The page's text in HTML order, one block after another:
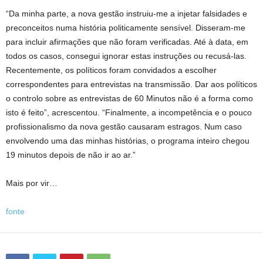
“Da minha parte, a nova gestão instruiu-me a injetar falsidades e
preconceitos numa história politicamente sensível. Disseram-me
para incluir afirmações que não foram verificadas. Até à data, em
todos os casos, consegui ignorar estas instruções ou recusá-las.
Recentemente, os políticos foram convidados a escolher
correspondentes para entrevistas na transmissão. Dar aos políticos
o controlo sobre as entrevistas de 60 Minutos não é a forma como
isto é feito”, acrescentou. “Finalmente, a incompetência e o pouco
profissionalismo da nova gestão causaram estragos. Num caso
envolvendo uma das minhas histórias, o programa inteiro chegou
19 minutos depois de não ir ao ar.”
Mais por vir…
fonte